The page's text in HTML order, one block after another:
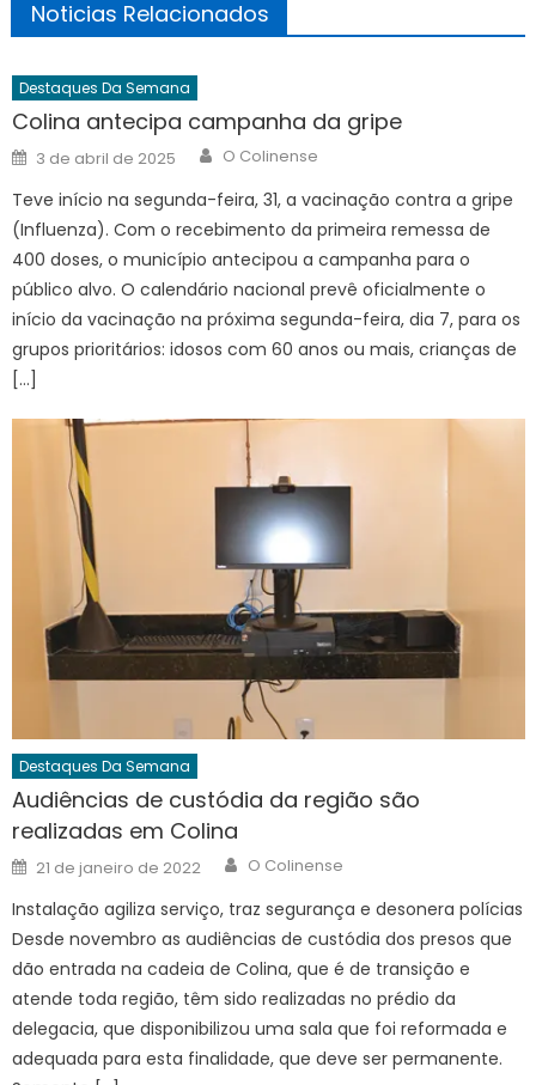
Noticias Relacionados
Destaques Da Semana
Colina antecipa campanha da gripe
Posted
on
3 de abril de 2025 Author
O Colinense
Teve início na segunda-feira, 31, a vacinação contra a gripe
(Influenza). Com o recebimento da primeira remessa de
400 doses, o município antecipou a campanha para o
público alvo. O calendário nacional prevê oficialmente o
início da vacinação na próxima segunda-feira, dia 7, para os
grupos prioritários: idosos com 60 anos ou mais, crianças de
[…]
Destaques Da Semana
Audiências de custódia da região são
realizadas em Colina
Posted
on
21 de janeiro de 2022 Author
O Colinense
Instalação agiliza serviço, traz segurança e desonera polícias
Desde novembro as audiências de custódia dos presos que
dão entrada na cadeia de Colina, que é de transição e
atende toda região, têm sido realizadas no prédio da
delegacia, que disponibilizou uma sala que foi reformada e
adequada para esta finalidade, que deve ser permanente.